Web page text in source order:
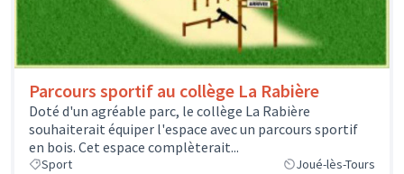
Parcours sportif au collège La Rabière
Doté d'un agréable parc, le collège La Rabière
souhaiterait équiper l'espace avec un parcours sportif
en bois. Cet espace complèterait...
Sport Joué-lès-Tours